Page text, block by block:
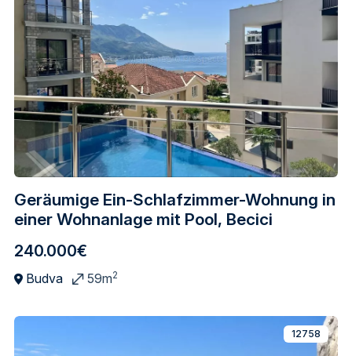
Geräumige Ein-Schlafzimmer-Wohnung in
einer Wohnanlage mit Pool, Becici
240.000€
Budva 59m2
12758